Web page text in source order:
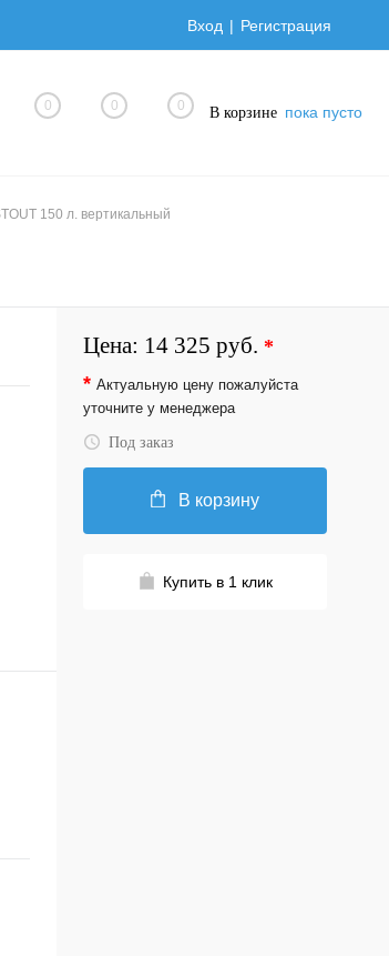
Вход Регистрация
0 0 0 В корзине пока пусто
150 л. вертикальный
Цена: 14 325 руб. *
* Актуальную цену пожалуйста
уточните у менеджера
Под заказ
В корзину
Купить в 1 клик